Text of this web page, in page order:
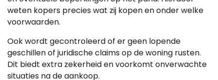
weten kopers precies wat zij kopen en onder welke
voorwaarden.
Ook wordt gecontroleerd of er geen lopende
geschillen of juridische claims op de woning rusten.
Dit biedt extra zekerheid en voorkomt onverwachte
situaties na de aankoop.